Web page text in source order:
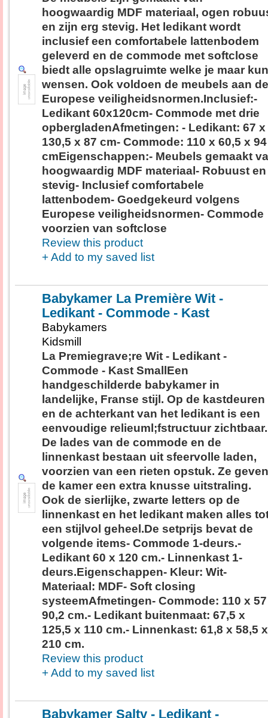
hoogwaardig MDF materiaal, ogen
en zijn erg stevig. Het ledikant wordt
inclusief een comfortabele lattenbodem
geleverd en de commode met softclose
biedt alle opslagruimte welke je maar
wensen. Ook voldoen de meubels aan de
Europese veiligheidsnormen.Inclusief:-
Ledikant 60x120cm- Commode met drie
opbergladenAfmetingen: - Ledikant: 67 x
130,5 x 87 cm- Commode: 110 x 60,5 x 94
cmEigenschappen:- Meubels gemaakt
hoogwaardig MDF materiaal- Robuust en
stevig- Inclusief comfortabele
lattenbodem- Goedgekeurd volgens
Europese veiligheidsnormen- Commode
voorzien van softclose
Review this product
+ Add to my saved list
Babykamer La Première Wit -
Ledikant - Commode - Kast
Babykamers
Kidsmill
La Premiegrave;re Wit - Ledikant -
Commode - Kast SmallEen
handgeschilderde babykamer in
landelijke, Franse stijl. Op de kastdeuren
en de achterkant van het ledikant is een
eenvoudige relieuml;fstructuur zichtbaar.
De lades van de commode en de
linnenkast bestaan uit sfeervolle laden,
voorzien van een rieten opstuk. Ze geven
de kamer een extra knusse uitstraling.
Ook de sierlijke, zwarte letters op de
linnenkast en het ledikant maken alles
een stijlvol geheel.De setprijs bevat de
volgende items- Commode 1-deurs.-
Ledikant 60 x 120 cm.- Linnenkast 1-
deurs.Eigenschappen- Kleur: Wit-
Materiaal: MDF- Soft closing
systeemAfmetingen- Commode: 110 x
90,2 cm.- Ledikant buitenmaat: 67,5 x
125,5 x 110 cm.- Linnenkast: 61,8 x 58,5 x
210 cm.
Review this product
+ Add to my saved list
Babykamer Salty - Ledikant -